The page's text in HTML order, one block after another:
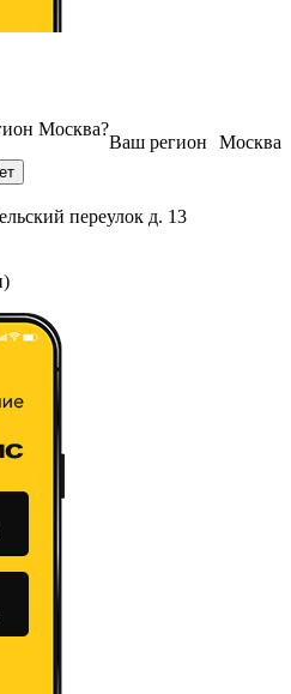
Москва
Ваш регион
Москва?
переулок д. 13